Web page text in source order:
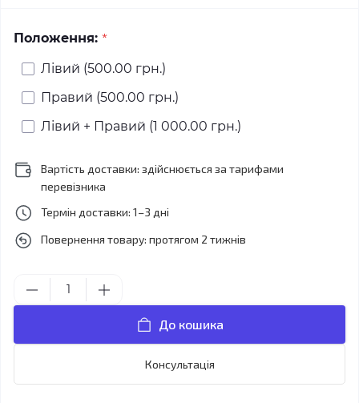
Положення: *
Лівий (500.00 грн.)
Правий (500.00 грн.)
Лівий + Правий (1 000.00 грн.)
Вартість доставки: здійснюється за тарифами
перевізника
Термін доставки: 1–3 дні
Повернення товару: протягом 2 тижнів
До кошика
Консультація